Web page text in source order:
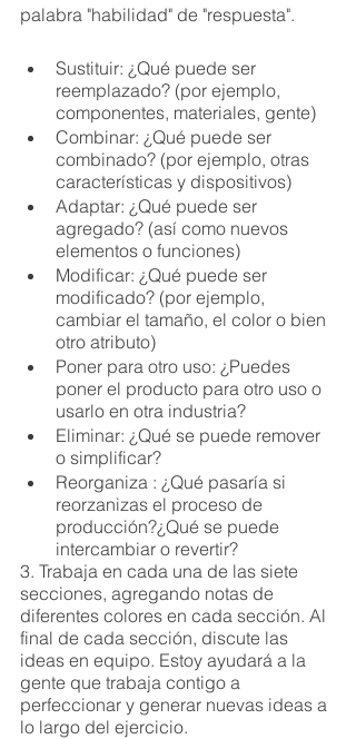
palabra "habilidad" de "respuesta".
Sustituir: ¿Qué puede ser
reemplazado? (por ejemplo,
componentes, materiales, gente)
Combinar: ¿Qué puede ser
combinado? (por ejemplo, otras
características y dispositivos)
Adaptar: ¿Qué puede ser
agregado? (así como nuevos
elementos o funciones)
Modificar: ¿Qué puede ser
modificado? (por ejemplo,
cambiar el tamaño, el color o bien
otro atributo)
Poner para otro uso: ¿Puedes
poner el producto para otro uso o
usarlo en otra industria?
Eliminar: ¿Qué se puede remover
o simplificar?
Reorganiza : ¿Qué pasaría si
reorzanizas el proceso de
producción?¿Qué se puede
intercambiar o revertir?
3. Trabaja en cada una de las siete
secciones, agregando notas de
diferentes colores en cada sección. Al
final de cada sección, discute las
ideas en equipo. Estoy ayudará a la
gente que trabaja contigo a
perfeccionar y generar nuevas ideas a
lo largo del ejercicio.